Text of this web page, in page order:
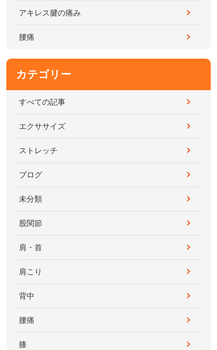
アキレス腱の痛み
腰痛
カテゴリー
すべての記事
エクササイズ
ストレッチ
ブログ
未分類
股関節
肩・首
肩こり
背中
腰痛
膝